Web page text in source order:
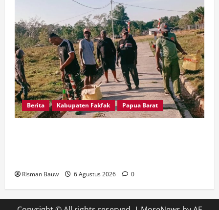
Berita Kabupaten Fakfak Papua Barat
Risman Bauw 6 Agustus 2026 0